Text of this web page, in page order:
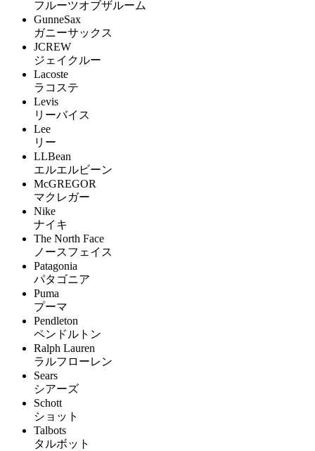
フルーツオブザルーム
GunneSax
ガニーサックス
JCREW
ジェイクルー
Lacoste
ラコステ
Levis
リーバイス
Lee
リー
LLBean
エルエルビーン
McGREGOR
マクレガー
Nike
ナイキ
The North Face
ノースフェイス
Patagonia
パタゴニア
Puma
プーマ
Pendleton
ペンドルトン
Ralph Lauren
ラルフローレン
Sears
シアーズ
Schott
ショット
Talbots
タルボット